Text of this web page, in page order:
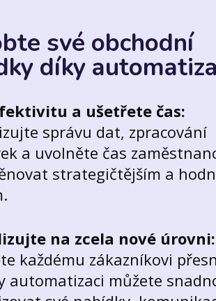
své obchodní
díky
a ušetřete čas:
správu dat, zpracování
a uvolněte čas
strategičtějším a
na zcela nové úrovni:
každému zákazníkovi
automatizaci můžete